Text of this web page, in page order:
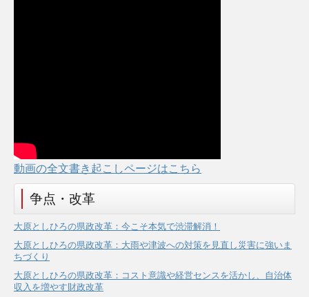
動画の全文書き起こしページはこちら
争点・改革
大原としひろの県政改革：今こそ本気で渋滞解消！
大原としひろの県政改革：大雨や津波への対策を見直し災害に強いま
ちづくり
大原としひろの県政改革：コスト意識や経営センスを活かし、自治体
収入を増やす財政改革